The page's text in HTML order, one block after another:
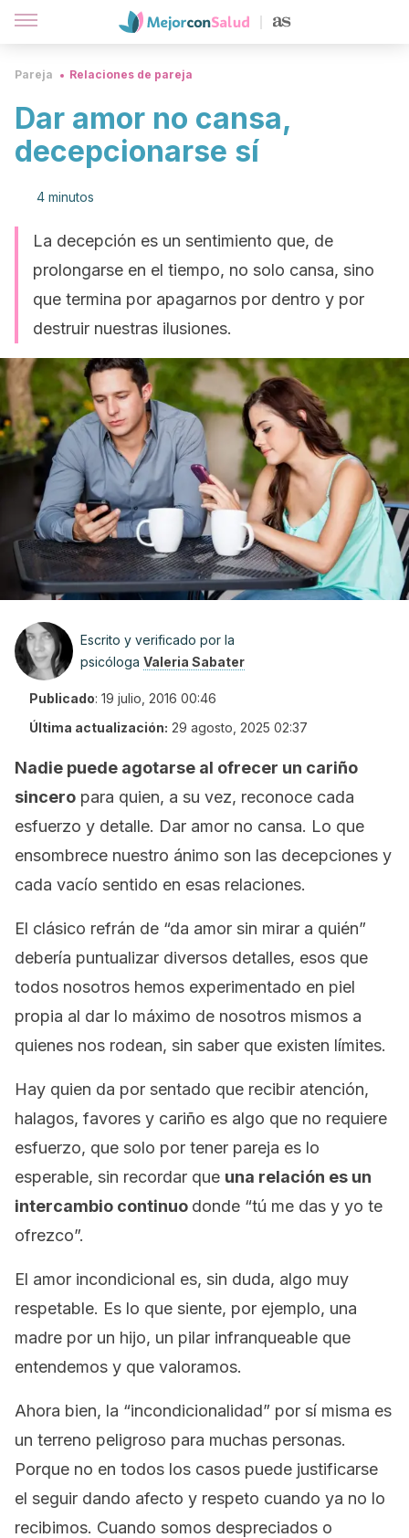
Pareja Relaciones de pareja
Dar amor no cansa,
decepcionarse sí
4 minutos
La decepción es un sentimiento que, de
prolongarse en el tiempo, no solo cansa, sino
que termina por apagarnos por dentro y por
destruir nuestras ilusiones.
Escrito y verificado por la
psicóloga Valeria Sabater
Publicado: 19 julio, 2016 00:46
Última actualización: 29 agosto, 2025 02:37
Nadie puede agotarse al ofrecer un cariño
sincero para quien, a su vez, reconoce cada
esfuerzo y detalle. Dar amor no cansa. Lo que
ensombrece nuestro ánimo son las decepciones y
cada vacío sentido en esas relaciones.
El clásico refrán de “da amor sin mirar a quién”
debería puntualizar diversos detalles, esos que
todos nosotros hemos experimentado en piel
propia al dar lo máximo de nosotros mismos a
quienes nos rodean, sin saber que existen límites.
Hay quien da por sentado que recibir atención,
halagos, favores y cariño es algo que no requiere
esfuerzo, que solo por tener pareja es lo
esperable, sin recordar que una relación es un
intercambio continuo donde “tú me das y yo te
ofrezco”.
El amor incondicional es, sin duda, algo muy
respetable. Es lo que siente, por ejemplo, una
madre por un hijo, un pilar infranqueable que
entendemos y que valoramos.
Ahora bien, la “incondicionalidad” por sí misma es
un terreno peligroso para muchas personas.
Porque no en todos los casos puede justificarse
el seguir dando afecto y respeto cuando ya no lo
recibimos. Cuando somos despreciados o